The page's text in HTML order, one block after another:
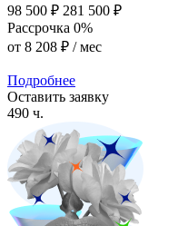
98 500 ₽ 281 500 ₽
Рассрочка 0%
от 8 208 ₽ / мес
Подробнее
Оставить заявку
490 ч.